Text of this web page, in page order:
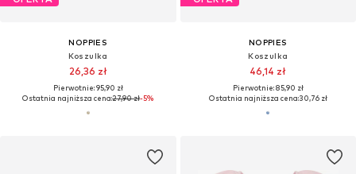
NOPPIES
Koszulka
26,36 zł
Pierwotnie: 95,90 zł
Ostatnia najniższa cena:27,90 zł-5%
NOPPIES
Koszulka
46,14 zł
Pierwotnie: 85,90 zł
Ostatnia najniższa cena:30,76 zł